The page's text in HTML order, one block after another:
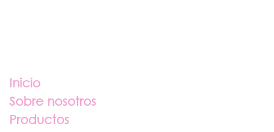
Inicio
Sobre nosotros
Productos